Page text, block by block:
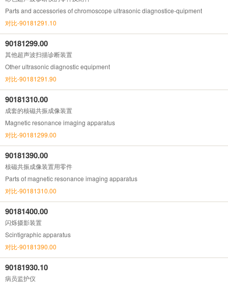
Parts and accessories of chromoscope ultrasonic diagnostice-quipment
对比-90181291.10
90181299.00
其他超声波扫描诊断装置
Other ultrasonic diagnostic equipment
对比-90181291.90
90181310.00
成套的核磁共振成像装置
Magnetic resonance imaging apparatus
对比-90181299.00
90181390.00
核磁共振成像装置用零件
Parts of magnetic resonance imaging apparatus
对比-90181310.00
90181400.00
闪烁摄影装置
Scintigraphic apparatus
对比-90181390.00
90181930.10
病员监护仪